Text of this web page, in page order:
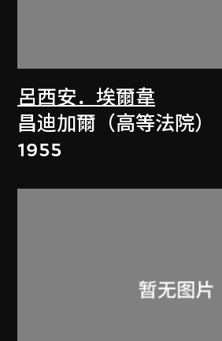
呂西安．埃爾韋
昌迪加爾（高等法院）
1955